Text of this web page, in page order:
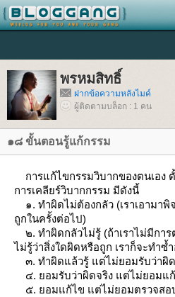
พรหมสิทธิ์
ฝากข้อความหลังไมค์
ผู้ติดตามบล็อก : 1 คน
๑๘ ขั้นตอนรู้แก้กรรม
การแก้ไขกรรมวิบากของตนเอง
การเคลียร์วิบากกรรม มีดังนี้
๑. ทำผิดไม่ต้องกลัว (เราเอามา
ถูกในครั้งต่อไป)
๒. ทำผิดกลัวไม่รู้ (ถ้าเราไม่มีการ
ไม่รู้ว่าสิ่งใดผิดหรือถูก เราก็จะทำซ้
๓. ทำผิดแล้วรู้ แต่ไม่ยอมรับว่าผิด
๔. ยอมรับว่าผิดจริง แต่ไม่ยอมแ
๕. ยอมแก้ไข แต่ไม่ยอมตรวจสอ